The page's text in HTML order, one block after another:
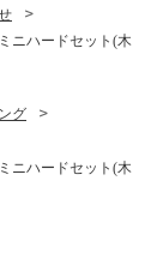
ニハードセット(木
グ
ニハードセット(木